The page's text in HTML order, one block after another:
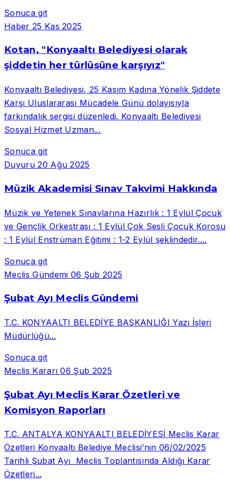
Sonuca git
Haber 25 Kas 2025
Kotan, "Konyaaltı Belediyesi olarak
şiddetin her türlüsüne karşıyız"
Konyaaltı Belediyesi, 25 Kasım Kadına Yönelik Şiddete
Karşı Uluslararası Mücadele Günü dolayısıyla
farkındalık sergisi düzenledi. Konyaaltı Belediyesi
Sosyal Hizmet Uzman...
Sonuca git
Duyuru20 Ağu 2025
Müzik Akademisi Sınav Takvimi Hakkında
Müzik ve Yetenek Sınavlarına Hazırlık : 1 Eylül Çocuk
ve Gençlik Orkestrası : 1 Eylül Çok Sesli Çocuk Korosu
: 1 Eylül Enstrüman Eğitimi : 1-2 Eylül şeklindedir....
Sonuca git
Meclis Gündemi 06 Şub 2025
Şubat Ayı Meclis Gündemi
T.C. KONYAALTI BELEDİYE BAŞKANLIĞI Yazı İşleri
Müdürlüğü...
Sonuca git
Meclis Kararı06 Şub 2025
Şubat Ayı Meclis Karar Özetleri ve
Komisyon Raporları
T.C. ANTALYA KONYAALTI BELEDİYESİ Meclis Karar
Özetleri Konyaaltı Belediye Meclisi’nin 06/02/2025
Tarihli Şubat Ayı Meclis Toplantısında Aldığı Karar
Özetleri...